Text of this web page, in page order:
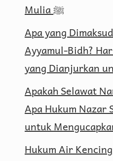
Mulia ﷺ
Apa yang
Ayyamul-Bidh?
yang Dianjurkan
Apakah Selawat
Apa Hukum Nazar
untuk
Hukum Air